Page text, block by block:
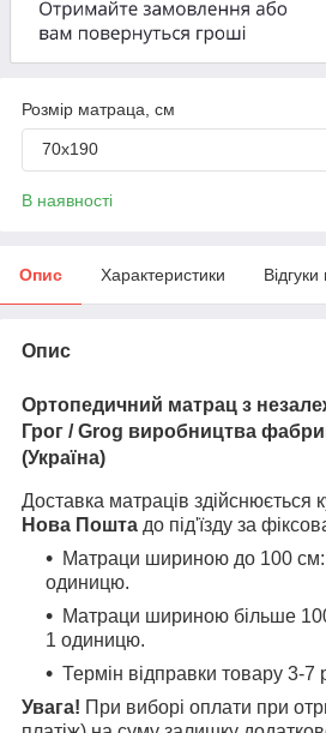
Розмір матраца, см
70х190
В наявності
Опис Характеристики
Опис
Ортопедичний матрац з
Грог /Grog виробництва
(Україна)
Доставка матраців здійснюється
Нова Пошта до під'їзду за
Матраци шириною до 100 см:
одиницю.
Матраци шириною більше
1 одиницю.
Термін відправки товару 3-7
Увага! При виборі оплати при